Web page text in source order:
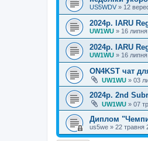
US5WDV » 12
2024р. IARU
UW1WU » 16
2024р. IARU
UW1WU » 16
ON4KST чат
UW1WU » 03
2024р. 2nd
UW1WU » 07
Диплом
us5we » 22 травня